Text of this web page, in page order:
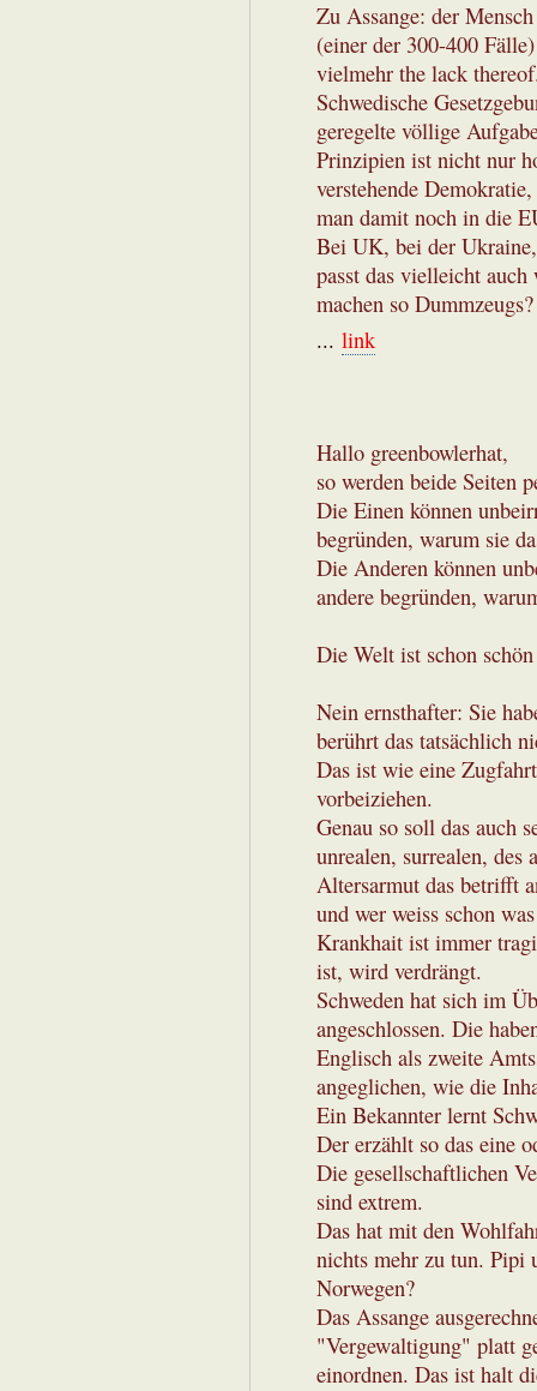
Zu Assange: der
(einer der 300-400
vielmehr the lack
Schwedische
geregelte völlige
Prinzipien ist nicht nur
verstehende
man damit noch in die
Bei UK, bei der
passt das vielleicht
machen so Dummzeugs?
... link
Hallo greenbowlerhat,
so werden beide Seiten
Die Einen können
begründen, warum sie
Die Anderen können
andere begründen,
Die Welt ist schon
Nein ernsthafter: Sie
berührt das tatsächlich
Das ist wie eine
vorbeiziehen.
Genau so soll das auch
unrealen, surrealen, des
Altersarmut das betrifft
und wer weiss schon
Krankhait ist immer
ist, wird verdrängt.
Schweden hat sich im
angeschlossen. Die
Englisch als zweite
angeglichen, wie die
Ein Bekannter lernt
Der erzählt so das eine
Die gesellschaftlichen
sind extrem.
Das hat mit den
nichts mehr zu tun. Pipi
Norwegen?
Das Assange
"Vergewaltigung" platt
einordnen. Das ist halt